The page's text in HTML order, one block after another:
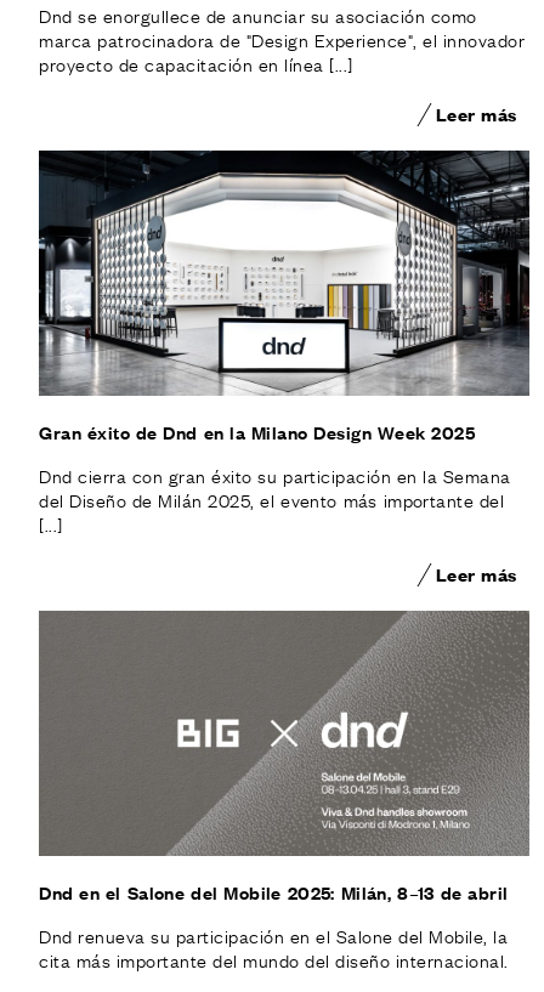
Dnd se enorgullece de anunciar su asociación como
marca patrocinadora de "Design Experience", el innovador
proyecto de capacitación en línea [...]
Leer más
Gran éxito de Dnd en la Milano Design Week 2025
Dnd cierra con gran éxito su participación en la Semana
del Diseño de Milán 2025, el evento más importante del
[...]
Leer más
Dnd en el Salone del Mobile 2025: Milán, 8–13 de abril
Dnd renueva su participación en el Salone del Mobile, la
cita más importante del mundo del diseño internacional.